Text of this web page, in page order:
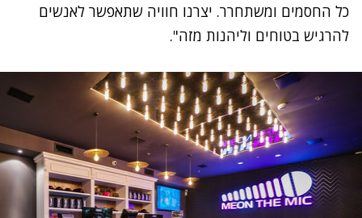
כל החסמים ומשתחרר. יצרנו חוויה שתאפשר לאנשים
להרגיש בטוחים וליהנות מזה".